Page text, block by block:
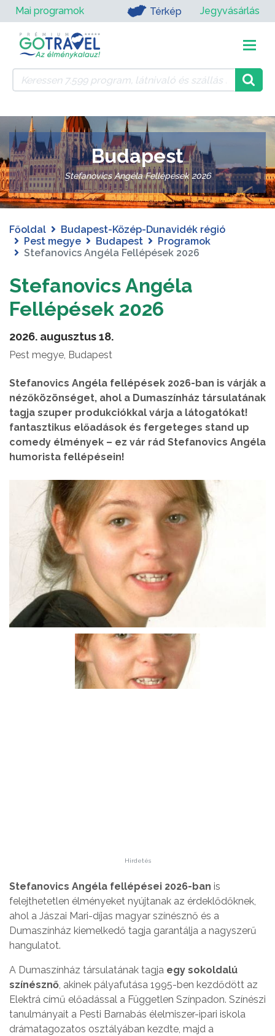
Mai programok Térkép Jegyvásárlás
Budapest
Stefanovics Angéla Fellépések 2026
Főoldal
Budapest-Közép-Dunavidék régió
Pest megye
Budapest
Programok
Stefanovics Angéla Fellépések 2026
Stefanovics Angéla
Fellépések 2026
2026. augusztus 18.
Pest megye, Budapest
Stefanovics Angéla fellépések 2026-ban is várják a
nézőközönséget, ahol a Dumaszínház társulatának
tagja szuper produkciókkal várja a látogatókat!
fantasztikus előadások és fergeteges stand up
comedy élmények – ez vár rád Stefanovics Angéla
humorista fellépésein!
Hirdetés
Stefanovics Angéla fellépései 2026-ban is
felejthetetlen élményeket nyújtanak az érdeklődőknek,
ahol a Jászai Mari-díjas magyar színésznő és a
Dumaszínház kiemelkedő tagja garantálja a nagyszerű
hangulatot.
A Dumaszínház társulatának tagja egy sokoldalú
színésznő, akinek pályafutása 1995-ben kezdődött az
Elektrá című előadással a Független Színpadon. Színészi
tanulmányait a Pesti Barnabás élelmiszer-ipari iskola
drámatagozatos osztályában kezdte, majd a